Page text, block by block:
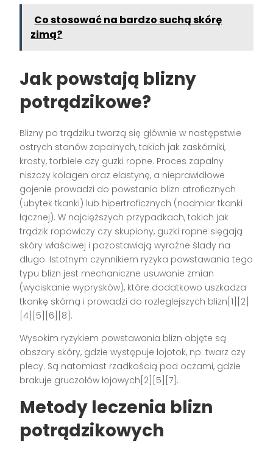
Co stosować na bardzo suchą skórę
zimą?
Jak powstają blizny
potrądzikowe?
Blizny po trądziku tworzą się głównie w następstwie
ostrych stanów zapalnych, takich jak zaskórniki,
krosty, torbiele czy guzki ropne. Proces zapalny
niszczy kolagen oraz elastynę, a nieprawidłowe
gojenie prowadzi do powstania blizn atroficznych
(ubytek tkanki) lub hipertroficznych (nadmiar tkanki
łącznej). W najcięższych przypadkach, takich jak
trądzik ropowiczy czy skupiony, guzki ropne sięgają
skóry właściwej i pozostawiają wyraźne ślady na
długo. Istotnym czynnikiem ryzyka powstawania tego
typu blizn jest mechaniczne usuwanie zmian
(wyciskanie wyprysków), które dodatkowo uszkadza
tkankę skórną i prowadzi do rozleglejszych blizn[1][2]
[4][5][6][8].
Wysokim ryzykiem powstawania blizn objęte są
obszary skóry, gdzie występuje łojotok, np. twarz czy
plecy. Są natomiast rzadkością pod oczami, gdzie
brakuje gruczołów łojowych[2][5][7].
Metody leczenia blizn
potrądzikowych